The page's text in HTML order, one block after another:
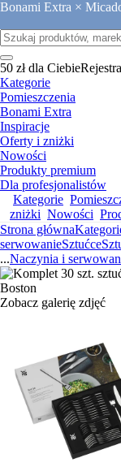
Bonami Extra ×
50 zł dla Ciebie
Kategorie
Pomieszczenia
Bonami Extra
Inspiracje
Oferty i zniżki
Nowości
Produkty premium
Dla profesjonalistów
Kategorie
zniżki Nowości
Strona główna
serwowanieSztućce
...Naczynia i
Zobacz galerię zdjęć